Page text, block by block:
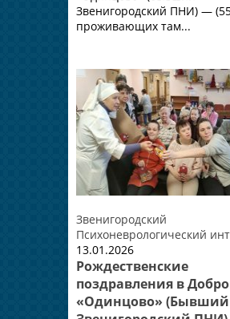
Звенигородский ПНИ) —
проживающих там...
Звенигородский
Психоневрологический
13.01.2026
Рождественские
поздравления в
«Одинцово» (Бывший